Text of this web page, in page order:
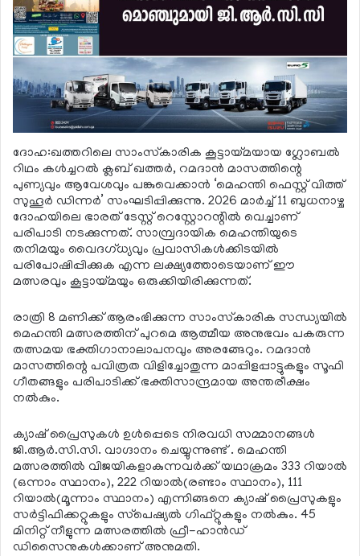
ദോഹ:ഖത്തറിലെ സാംസ്‌കാരിക കൂട്ടായ്മയായ ഗ്ലോബല്‍
റിഥം കള്‍ച്ചറല്‍ ക്ലബ് ഖത്തര്‍, റമദാന്‍ മാസത്തിന്റെ
പുണ്യവും ആവേശവും പങ്കുവെക്കാന്‍ ‘മെഹന്തി ഫെസ്റ്റ് വിത്ത്
സുഹൂര്‍ ഡിന്നര്‍’ സംഘടിപ്പിക്കുന്നു. 2026 മാര്‍ച്ച് 11 ബുധനാഴ്ച
ദോഹയിലെ ഭാരത് ടേസ്റ്റ് റെസ്റ്റോറന്റില്‍ വെച്ചാണ്
പരിപാടി നടക്കുന്നത്. സാമ്പ്രദായിക മെഹന്തിയുടെ
തനിമയും വൈദഗ്ധ്യവും പ്രവാസികള്‍ക്കിടയില്‍
പരിപോഷിപ്പിക്കുക എന്ന ലക്ഷ്യത്തോടെയാണ് ഈ
മത്സരവും കൂട്ടായ്മയും ഒരുക്കിയിരിക്കുന്നത്.
രാത്രി 8 മണിക്ക് ആരംഭിക്കുന്ന സാംസ്‌കാരിക സന്ധ്യയില്‍
മെഹന്തി മത്സരത്തിന് പുറമെ ആത്മീയ അനുഭവം പകരുന്ന
തത്സമയ ഭക്തിഗാനാലാപനവും അരങ്ങേറും. റമദാന്‍
മാസത്തിന്റെ പവിത്രത വിളിച്ചോതുന്ന മാപ്പിളപ്പാട്ടുകളും സൂഫി
ഗീതങ്ങളും പരിപാടിക്ക് ഭക്തിസാന്ദ്രമായ അന്തരീക്ഷം
നല്‍കും.
ക്യാഷ് പ്രൈസുകള്‍ ഉള്‍പ്പെടെ നിരവധി സമ്മാനങ്ങള്‍
ജി.ആര്‍.സി.സി. വാഗ്ദാനം ചെയ്യുന്നുണ്ട് . മെഹന്തി
മത്സരത്തില്‍ വിജയികളാകുന്നവര്‍ക്ക് യഥാക്രമം 333 റിയാല്‍
(ഒന്നാം സ്ഥാനം), 222 റിയാല്‍(രണ്ടാം സ്ഥാനം), 111
റിയാല്‍(മൂന്നാം സ്ഥാനം) എന്നിങ്ങനെ ക്യാഷ് പ്രൈസുകളും
സര്‍ട്ടിഫിക്കറ്റുകളും സ്‌പെഷ്യല്‍ ഗിഫ്റ്റുകളും നല്‍കും. 45
മിനിറ്റ് നീളുന്ന മത്സരത്തില്‍ ഫ്രീ-ഹാന്‍ഡ്
ഡിസൈനുകള്‍ക്കാണ് അനുമതി.